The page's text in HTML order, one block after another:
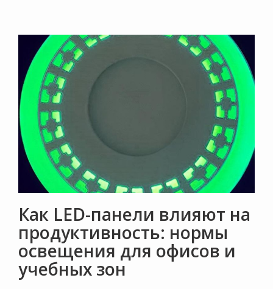
Как LED-панели влияют на
продуктивность: нормы
освещения для офисов и
учебных зон